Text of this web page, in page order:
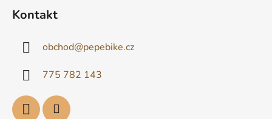
Kontakt
obchod@pepebike.cz
775 782 143